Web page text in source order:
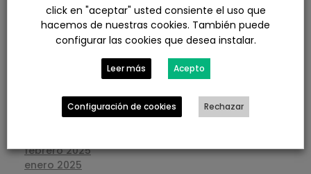
diciembre 2025
noviembre 2025
octubre 2025
septiembre 2025
mayo 2025
abril 2025
febrero 2025
enero 2025
click en "aceptar" usted consiente el uso que
hacemos de nuestras cookies. También puede
configurar las cookies que desea instalar.
Leer más Acepto
Configuración de cookies Rechazar